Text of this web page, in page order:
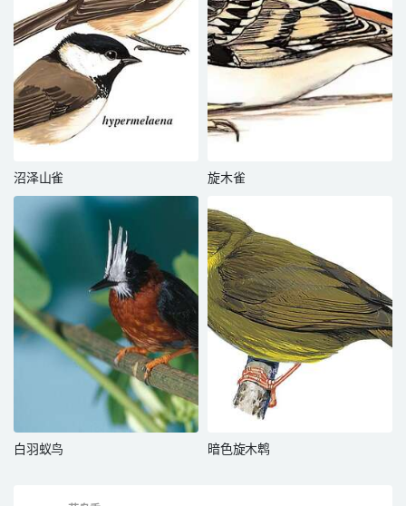
沼泽山雀 旋木雀
白羽蚁鸟 暗色旋木鹎